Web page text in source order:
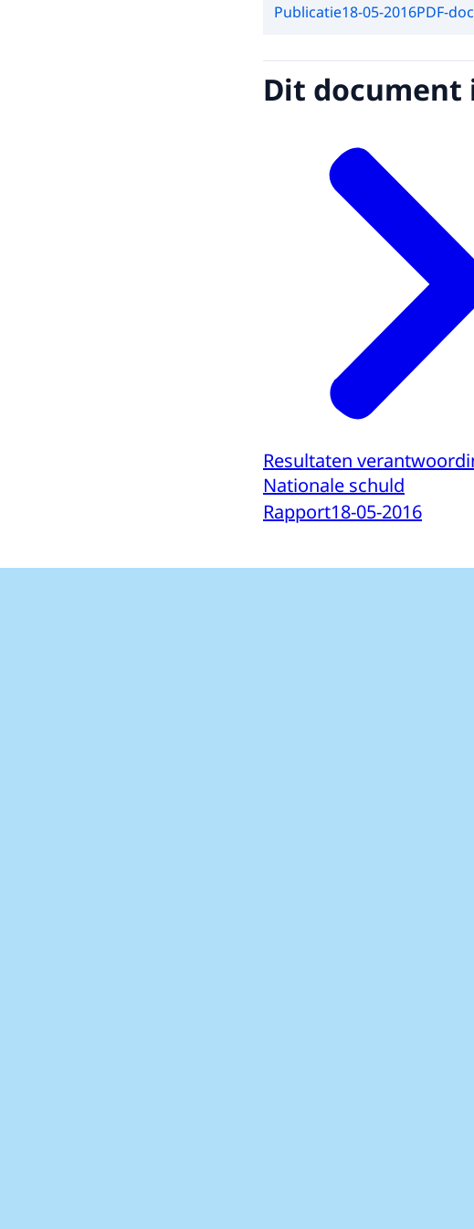
Publicatie18-05-2016PDF-
Dit document
Resultaten
Nationale schuld
Rapport18-05-2016